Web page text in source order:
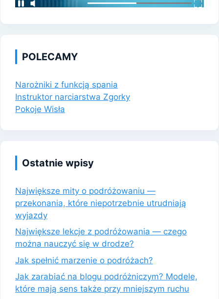
POLECAMY
Narożniki z funkcją spania
Instruktor narciarstwa Zgorky
Pokoje Wisła
Ostatnie wpisy
Największe mity o podróżowaniu —
przekonania, które niepotrzebnie utrudniają
wyjazdy
Największe lekcje z podróżowania — czego
można nauczyć się w drodze?
Jak spełnić marzenie o podróżach?
Jak zarabiać na blogu podróżniczym? Modele,
które mają sens także przy mniejszym ruchu